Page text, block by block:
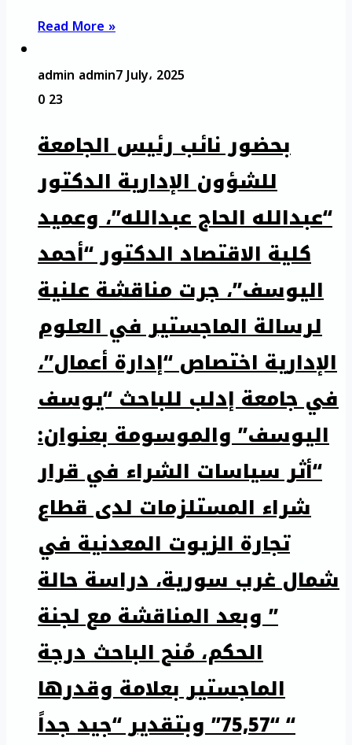
Read More »
admin admin7 July، 2025
023
بحضور نائب رئيس الجامعة
للشؤون الإدارية الدكتور
“عبدالله الحاج عبدالله”، وعميد
كلية الاقتصاد الدكتور “أحمد
اليوسف”، جرت مناقشة علنية
لرسالة الماجستير في العلوم
الإدارية اختصاص “إدارة أعمال”،
في جامعة إدلب للباحث “يوسف
اليوسف” والموسومة بعنوان:
“أثر سياسات الشراء في قرار
شراء المستلزمات لدى قطاع
تجارة الزيوت المعدنية في
شمال غرب سورية، دراسة حالة
” وبعد المناقشة مع لجنة
الحكم، مُنح الباحث درجة
الماجستير بعلامة وقدرها
“75,57” وبتقدير “جيد جداً “